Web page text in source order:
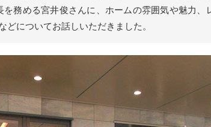
を務める宮井俊さんに、ホームの雰囲気や魅力、
どについてお話しいただきました。